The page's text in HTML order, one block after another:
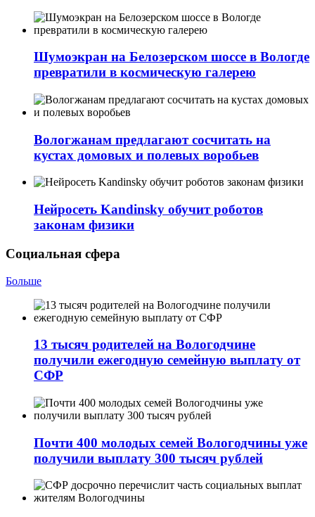
Шумоэкран на Белозерском шоссе в Вологде
превратили в космическую галерею
Вологжанам предлагают сосчитать на
кустах домовых и полевых воробьев
Нейросеть Kandinsky обучит роботов
законам физики
Социальная сфера
Больше
13 тысяч родителей на Вологодчине
получили ежегодную семейную выплату от
СФР
Почти 400 молодых семей Вологодчины уже
получили выплату 300 тысяч рублей